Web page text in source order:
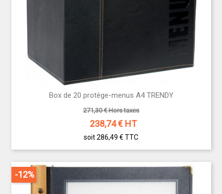
Box de 20 protège-menus A4 TRENDY
271,30 € Hors taxes
238,74€ HT
soit 286,49 € TTC
-12%